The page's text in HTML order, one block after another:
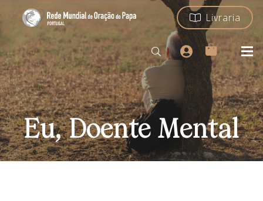
Livraria
Eu, Doente Mental